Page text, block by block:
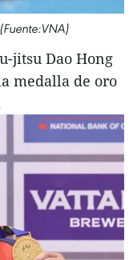
jitsu Dao Hong
medalla de oro